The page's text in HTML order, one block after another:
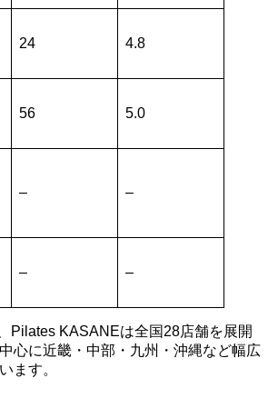
24 4.8
56 5.0
– –
– –
Pilates KASANEは全国28店舗を展開
心に近畿・中部・九州・沖縄など幅広
ます。